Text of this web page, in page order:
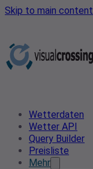
Skip to main content
Wetterdaten
Wetter API
Query Builder
Preisliste
Mehr